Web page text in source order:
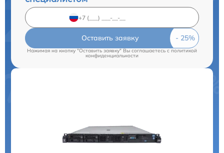
Оставить заявку
Нажимая на кнопку "Оставить заявку" Вы соглашаетесь c политикой
конфиденциальности